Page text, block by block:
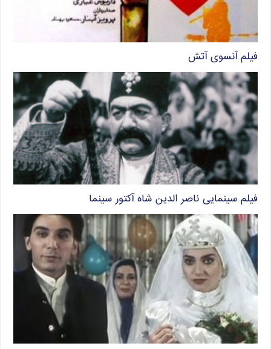
فیلم آنسوی آتش
فیلم سینمایی ناصر الدین شاه آکتور سینما